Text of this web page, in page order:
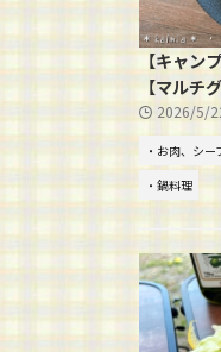
【キャン
【マルチ
2026/5/
・お肉、シ
・鍋料理